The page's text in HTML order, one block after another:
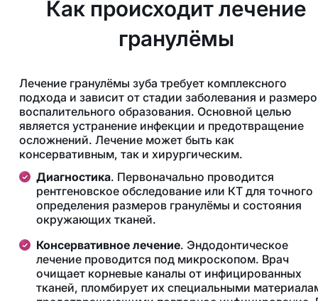
Как происходит лечение
гранулёмы
Лечение гранулёмы зуба требует комплексного
подхода и зависит от стадии заболевания и
воспалительного образования. Основной целью
является устранение инфекции и предотвращение
осложнений. Лечение может быть как
консервативным, так и хирургическим.
Диагностика. Первоначально проводится
рентгеновское обследование или КТ для точного
определения размеров гранулёмы и состояния
окружающих тканей.
Консервативное лечение. Эндодонтическое
лечение проводится под микроскопом. Врач
очищает корневые каналы от инфицированных
тканей, пломбирует их специальными